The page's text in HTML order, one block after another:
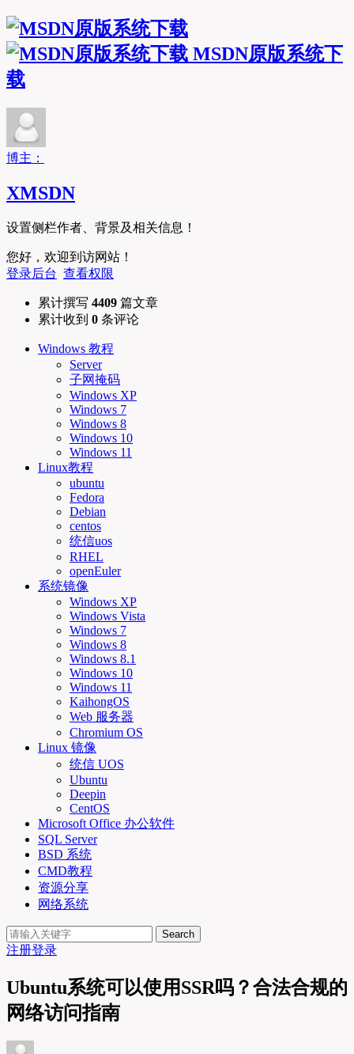
MSDN原版系统下
载
博主：
XMSDN
设置侧栏作者、背景及相关信息！
您好，欢迎到访网站！
登录后台 查看权限
累计撰写 4409 篇文章
累计收到 0 条评论
Windows 教程
Server
子网掩码
Windows XP
Windows 7
Windows 8
Windows 10
Windows 11
Linux教程
ubuntu
Fedora
Debian
centos
统信uos
RHEL
openEuler
系统镜像
Windows XP
Windows Vista
Windows 7
Windows 8
Windows 8.1
Windows 10
Windows 11
KaihongOS
Web 服务器
Chromium OS
Linux 镜像
统信 UOS
Ubuntu
Deepin
CentOS
Microsoft Office 办公软件
SQL Server
BSD 系统
CMD教程
资源分享
网络系统
Search
注册登录
Ubuntu系统可以使用SSR吗？合法合规的
网络访问指南